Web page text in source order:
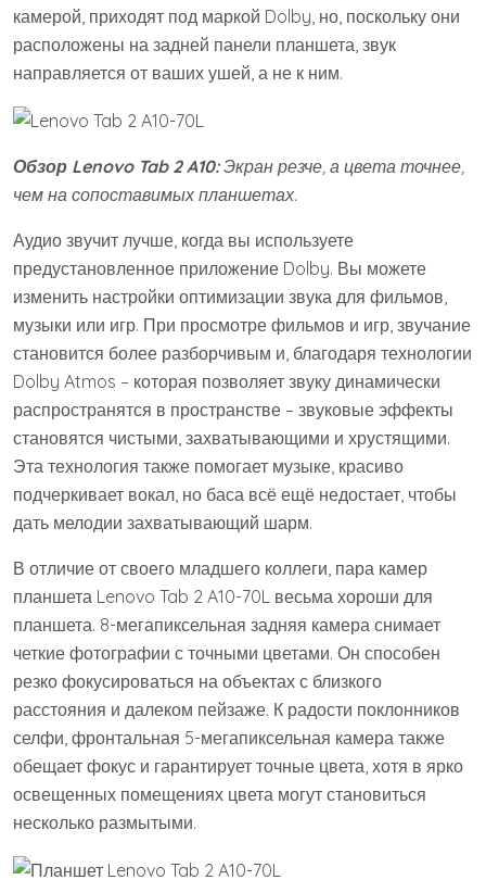
камерой, приходят под маркой Dolby, но, поскольку они
расположены на задней панели планшета, звук
направляется от ваших ушей, а не к ним.
Обзор Lenovo Tab 2 A10: Экран резче, а цвета точнее,
чем на сопоставимых планшетах.
Аудио звучит лучше, когда вы используете
предустановленное приложение Dolby. Вы можете
изменить настройки оптимизации звука для фильмов,
музыки или игр. При просмотре фильмов и игр, звучание
становится более разборчивым и, благодаря технологии
Dolby Atmos – которая позволяет звуку динамически
распространятся в пространстве – звуковые эффекты
становятся чистыми, захватывающими и хрустящими.
Эта технология также помогает музыке, красиво
подчеркивает вокал, но баса всё ещё недостает, чтобы
дать мелодии захватывающий шарм.
В отличие от своего младшего коллеги, пара камер
планшета Lenovo Tab 2 A10-70L весьма хороши для
планшета. 8-мегапиксельная задняя камера снимает
четкие фотографии с точными цветами. Он способен
резко фокусироваться на объектах с близкого
расстояния и далеком пейзаже. К радости поклонников
селфи, фронтальная 5-мегапиксельная камера также
обещает фокус и гарантирует точные цвета, хотя в ярко
освещенных помещениях цвета могут становиться
несколько размытыми.